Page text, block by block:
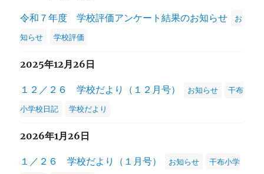
令和７年度 学校評価アンケート結果のお知らせ
お
知らせ
学校評価
2025年12月26日
１２／２６ 学校だより（１２月号） お知らせ
干布
小学校日記
学校だより
2026年1月26日
１／２６ 学校だより（１月号） お知らせ
干布小学